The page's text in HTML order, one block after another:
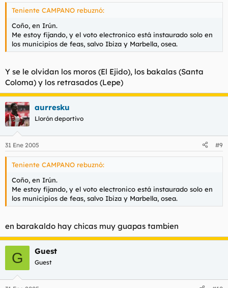
Teniente CAMPANO rebuznó:
Coño, en Irún.
Me estoy fijando, y el voto electronico está instaurado solo en
los municipios de feas, salvo Ibiza y Marbella, osea.
Y se le olvidan los moros (El Ejido), los bakalas (Santa
Coloma) y los retrasados (Lepe)
aurresku
Llorón deportivo
31 Ene 2005 #9
Teniente CAMPANO rebuznó:
Coño, en Irún.
Me estoy fijando, y el voto electronico está instaurado solo en
los municipios de feas, salvo Ibiza y Marbella, osea.
en barakaldo hay chicas muy guapas tambien
G Guest
Guest